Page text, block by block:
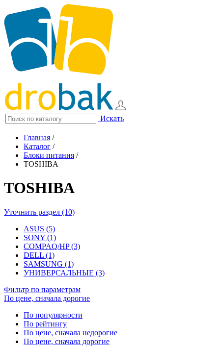
Искать
Главная /
Каталог /
Блоки питания /
TOSHIBA
TOSHIBA
Уточнить раздел (10)
ASUS (5)
SONY (1)
COMPAQ/HP (3)
DELL (1)
SAMSUNG (1)
УНИВЕРСАЛЬНЫЕ (3)
Фильтр по параметрам
По цене, сначала дорогие
По популярности
По рейтингу
По цене, сначала недорогие
По цене, сначала дорогие